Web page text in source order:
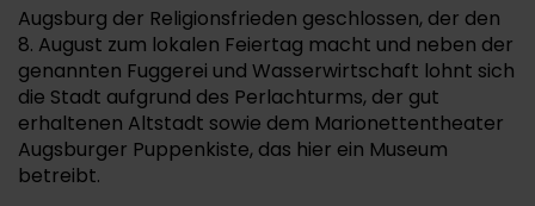
Augsburg der Religionsfrieden geschlossen, der den
8. August zum lokalen Feiertag macht und neben der
genannten Fuggerei und Wasserwirtschaft lohnt sich
die Stadt aufgrund des Perlachturms, der gut
erhaltenen Altstadt sowie dem Marionettentheater
Augsburger Puppenkiste, das hier ein Museum
betreibt.